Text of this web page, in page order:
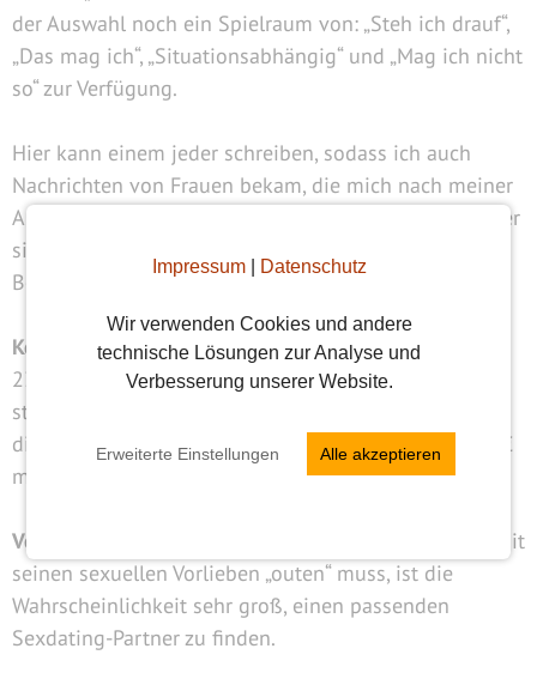
Impressum| Datenschutz
Wir verwenden Cookies und andere
technische Lösungen zur Analyse und
Verbesserung unserer Website.
Erweiterte Einstellungen Alle akzeptieren
der Auswahl noch ein Spielraum von: „Steh ich drauf“,
„Das mag ich“, „Situationsabhängig“ und „Mag ich nicht
so“ zur Verfügung.
Hier kann einem jeder schreiben, sodass ich auch
Nachrichten von Frauen bekam, die mich nach meiner
Anmeldung erst einmal herzlich begrüßten. Die Nutzer
sind insgesamt sehr reflektiert, was die eigenen
Bedürfnisse angeht und verhalten sich sehr tolerant.
Kosten
: Mit einer monatlichen Mitgliedsgebühr ab ca.
23€ kann der heiße Spaß losgehen. Viele Nutzer
stellen persönliche Videos und Bilder zur Verfügung,
die nur bei einer Premium-Mitgliedschaft von ca. 30 €
monatlich einsehbar sind.
Vorteil
: Da man sich bereits bei der Profilerstellung mit
seinen sexuellen Vorlieben „outen“ muss, ist die
Wahrscheinlichkeit sehr groß, einen passenden
Sexdating-Partner zu finden.